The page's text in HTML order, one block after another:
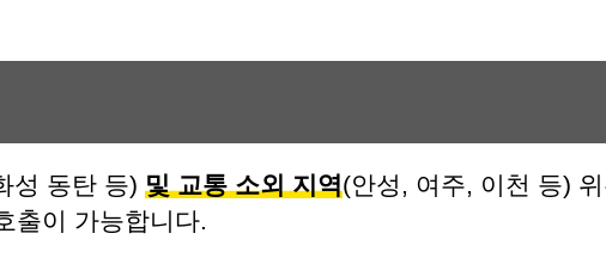
성 동탄 등) 및 교통 소외 지역(안성, 여주, 이천 등)
출이 가능합니다.